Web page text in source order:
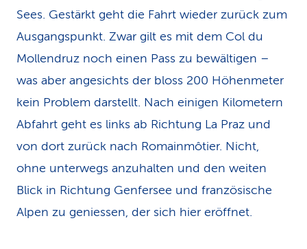
Sees. Gestärkt geht die Fahrt wieder zurück zum
Ausgangspunkt. Zwar gilt es mit dem Col du
Mollendruz noch einen Pass zu bewältigen –
was aber angesichts der bloss 200 Höhenmeter
kein Problem darstellt. Nach einigen Kilometern
Abfahrt geht es links ab Richtung La Praz und
von dort zurück nach Romainmôtier. Nicht,
ohne unterwegs anzuhalten und den weiten
Blick in Richtung Genfersee und französische
Alpen zu geniessen, der sich hier eröffnet.